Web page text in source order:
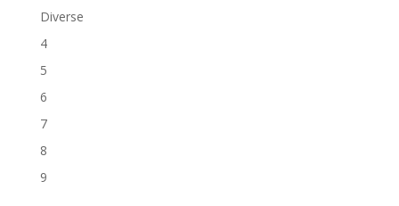
Diverse
4
5
6
7
8
9